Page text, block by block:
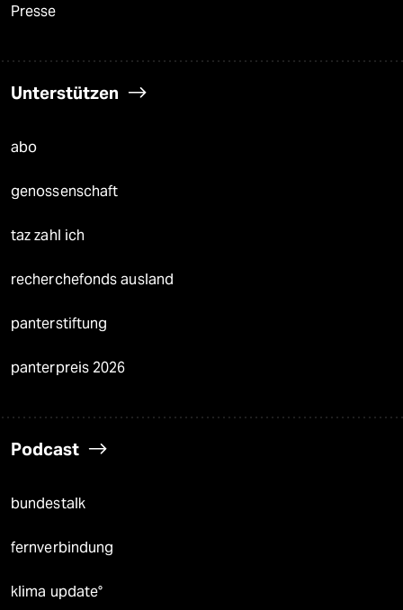
Presse
Unterstützen
abo
genossenschaft
taz zahl ich
recherchefonds ausland
panterstiftung
panterpreis 2026
Podcast
bundestalk
fernverbindung
klima update°